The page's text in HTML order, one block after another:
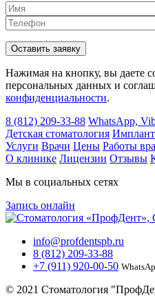
Нажимая на кнопку, вы даете
персональных данных и
конфиденциальности.
8 (812) 209-33-88 WhatsApp,
Детская стоматология
Услуги Врачи Цены Работы
О клинике Лицензии Отзывы
Мы в социальных сетях
Запись онлайн
info@profdentspb.ru
8 (812) 209-33-88
+7 (911) 920-00-50
© 2021 Стоматология